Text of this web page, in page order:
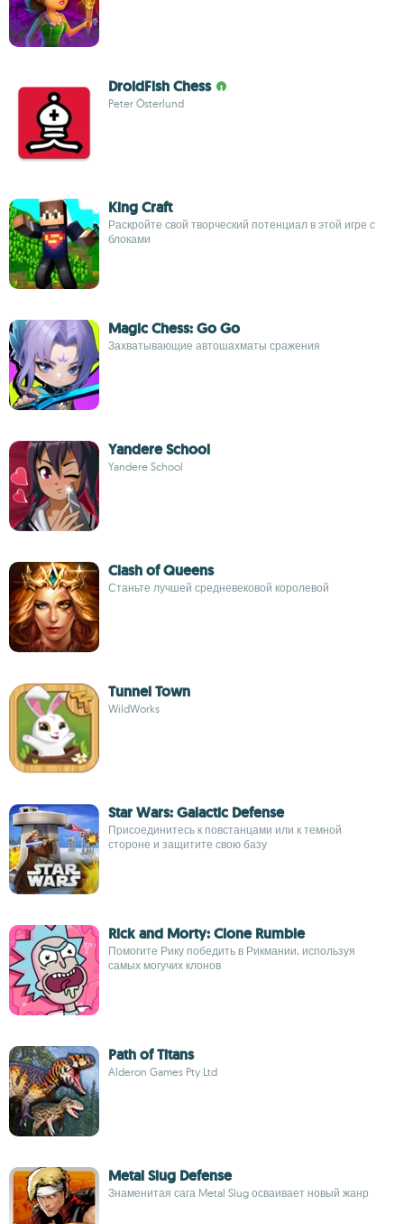
DroidFish Chess
Peter Österlund
King Craft
Раскройте свой творческий потенциал в этой игре с
блоками
Magic Chess: Go Go
Захватывающие автошахматы сражения
Yandere School
Yandere School
Clash of Queens
Станьте лучшей средневековой королевой
Tunnel Town
WildWorks
Star Wars: Galactic Defense
Присоединитесь к повстанцами или к темной
стороне и защитите свою базу
Rick and Morty: Clone Rumble
Помогите Рику победить в Рикмании, используя
самых могучих клонов
Path of Titans
Alderon Games Pty Ltd
Metal Slug Defense
Знаменитая сага Metal Slug осваивает новый жанр